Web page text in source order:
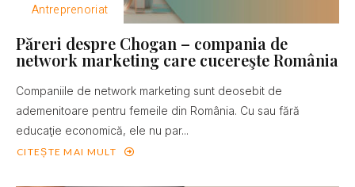
Antreprenoriat
Păreri despre Chogan – compania de
network marketing care cucereşte România
Companiile de network marketing sunt deosebit de
ademenitoare pentru femeile din România. Cu sau fără
educaţie economică, ele nu par...
CITEȘTE MAI MULT